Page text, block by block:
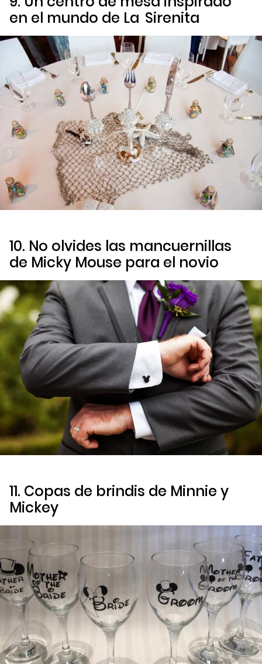
en el mundo de La Sirenita
10. No olvides las mancuernillas
de Micky Mouse para el novio
11. Copas de brindis de Minnie y
Mickey